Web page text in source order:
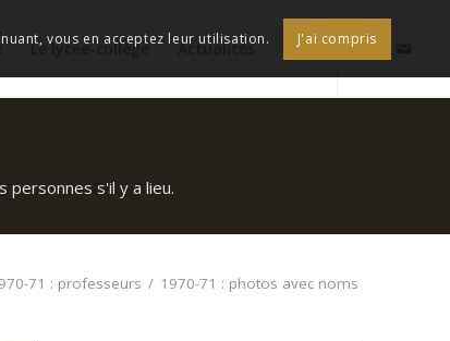
Le lycée-collège Actualités
personnes s'il y a lieu.
71 : professeurs / 1970-71 : photos avec noms
vous en acceptez leur utilisation. J'ai compris